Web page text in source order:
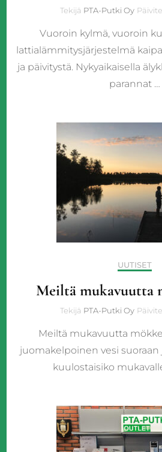
Tekijä PTA-Putki Oy
Vuoroin kylmä, vuoroin
lattialämmitysjärjestelmä
ja päivitystä. Nykyaikaisella
parannat …
UUTISET
Meiltä mukavuutta
Tekijä PTA-Putki Oy
Meiltä mukavuutta
juomakelpoinen vesi suoraan
kuulostaisiko